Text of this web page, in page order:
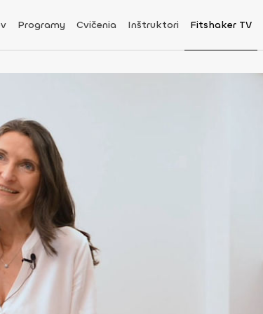
Programy Cvičenia Inštruktori Fitshaker TV